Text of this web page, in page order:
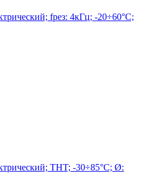
fрез: 4кГц; -20÷60°C;
THT; -30÷85°C; Ø: